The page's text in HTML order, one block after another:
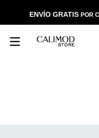
ENVÍO GRATIS POR